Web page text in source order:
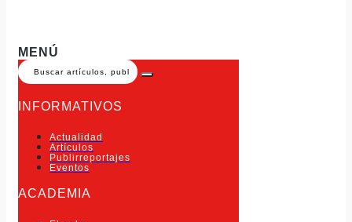
MENÚ
INFORMATIVOS
Actualidad
Artículos
Publirreportajes
Eventos
ACADEMIA